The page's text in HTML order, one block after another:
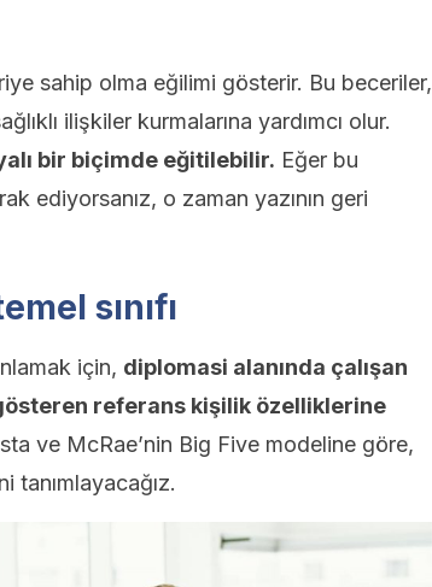
sahip olma eğilimi gösterir. Bu beceriler,
ilişkiler kurmalarına yardımcı olur.
bir biçimde eğitilebilir. Eğer bu
ediyorsanız, o zaman yazının geri
sınıfı
için, diplomasi alanında çalışan
referans kişilik özelliklerine
ve McRae’nin Big Five modeline göre,